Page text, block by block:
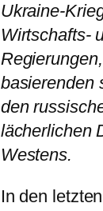
Ukraine-
Wirtschafts-
basierenden
den
lächerlichen
Westens.
In den